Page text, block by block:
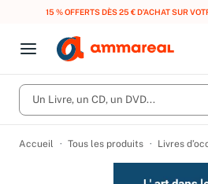
15 % OFFERTS DÈS 25 € D’ACHAT SUR
Open menu
Fermer le menu
CD d'occasion
DVD d'occasion
Un Livre, un CD, un DVD...
Accueil Tous les produits Livres